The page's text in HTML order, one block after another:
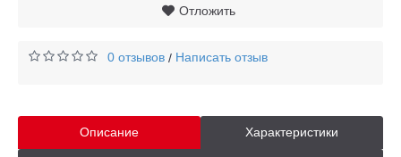
Отложить
0 отзывов / Написать отзыв
Описание Характеристики